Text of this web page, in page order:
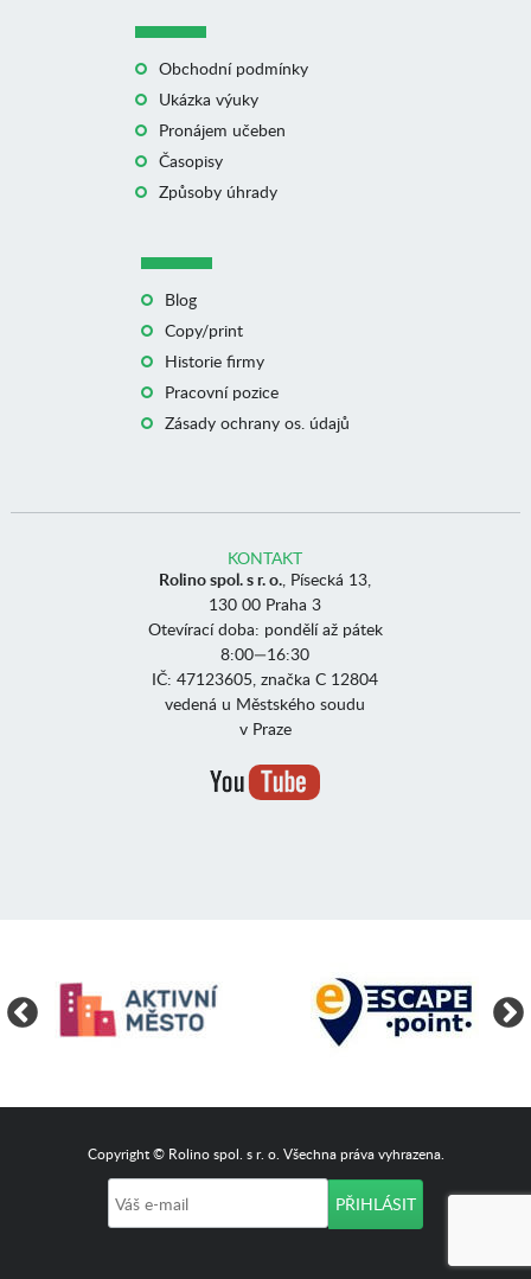
Obchodní podmínky
Ukázka výuky
Pronájem učeben
Časopisy
Způsoby úhrady
Blog
Copy/print
Historie firmy
Pracovní pozice
Zásady ochrany os. údajů
KONTAKT
Rolino spol. s r. o., Písecká 13,
130 00 Praha 3
Otevírací doba: pondělí až pátek
8:00—16:30
IČ: 47123605, značka C 12804
vedená u Městského soudu
v Praze
Copyright © Rolino spol. s r. o. Všechna práva vyhrazena.